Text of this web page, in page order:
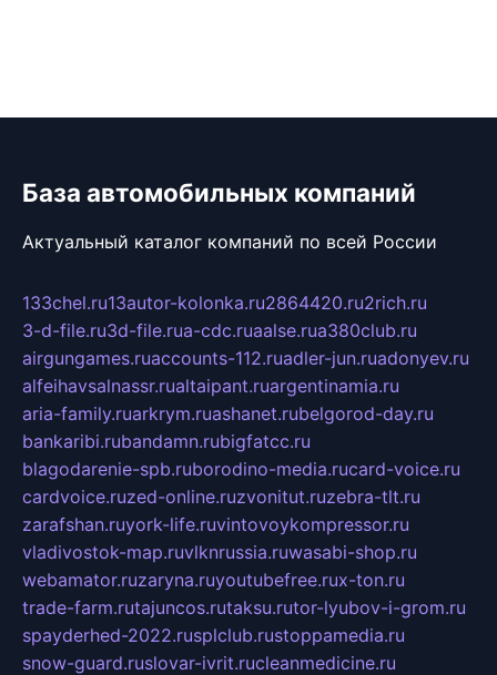
База автомобильных компаний
Актуальный каталог компаний по всей России
133chel.ru13autor-kolonka.ru2864420.ru2rich.ru
3-d-file.ru3d-file.rua-cdc.ruaalse.rua380club.ru
airgungames.ruaccounts-112.ruadler-jun.ruadonyev.ru
alfeihavsalnassr.rualtaipant.ruargentinamia.ru
aria-family.ruarkrym.ruashanet.rubelgorod-day.ru
bankaribi.rubandamn.rubigfatcc.ru
blagodarenie-spb.ruborodino-media.rucard-voice.ru
cardvoice.ruzed-online.ruzvonitut.ruzebra-tlt.ru
zarafshan.ruyork-life.ruvintovoykompressor.ru
vladivostok-map.ruvlknrussia.ruwasabi-shop.ru
webamator.ruzaryna.ruyoutubefree.rux-ton.ru
trade-farm.rutajuncos.rutaksu.rutor-lyubov-i-grom.ru
spayderhed-2022.rusplclub.rustoppamedia.ru
snow-guard.ruslovar-ivrit.rucleanmedicine.ru